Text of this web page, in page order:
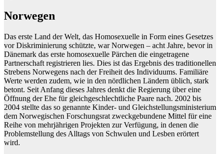
Norwegen
Das erste Land der Welt, das Homosexuelle in Form eines Gesetzes
vor Diskriminierung schützte, war Norwegen – acht Jahre, bevor in
Dänemark das erste homosexuelle Pärchen die eingetragene
Partnerschaft registrieren lies. Dies ist das Ergebnis des traditionellen
Strebens Norwegens nach der Freiheit des Individuums. Familiäre
Werte werden zudem, wie in den nördlichen Ländern üblich, stark
betont. Seit Anfang dieses Jahres denkt die Regierung über eine
Öffnung der Ehe für gleichgeschlechtliche Paare nach. 2002 bis
2004 stellte das so genannte Kinder- und Gleichstellungsministerium
dem Norwegischen Forschungsrat zweckgebundene Mittel für eine
Reihe von mehrjährigen Projekten zur Verfügung, in denen die
Problemstellung des Alltags von Schwulen und Lesben erörtert
wird.